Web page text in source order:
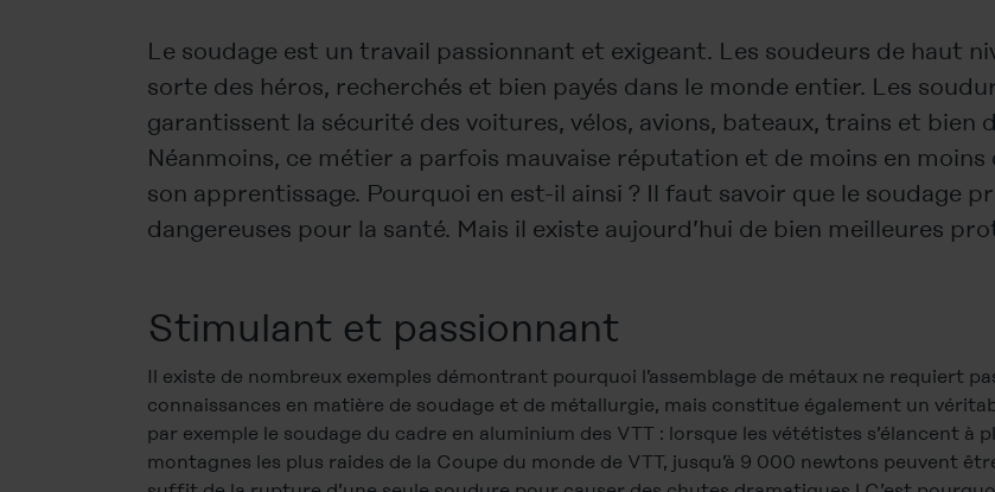
Le soudage est un travail passionnant et exigeant. Les soudeurs de haut
sorte des héros, recherchés et bien payés dans le monde entier. Les
garantissent la sécurité des voitures, vélos, avions, bateaux, trains et bien
Néanmoins, ce métier a parfois mauvaise réputation et de moins en
son apprentissage. Pourquoi en est-il ainsi ? Il faut savoir que le soudage
dangereuses pour la santé. Mais il existe aujourd’hui de bien meilleures
Stimulant et passionnant
Il existe de nombreux exemples démontrant pourquoi l’assemblage de métaux ne requiert
connaissances en matière de soudage et de métallurgie, mais constitue également un
par exemple le soudage du cadre en aluminium des VTT : lorsque les vététistes s’élancent à
montagnes les plus raides de la Coupe du monde de VTT, jusqu’à 9 000 newtons peuvent